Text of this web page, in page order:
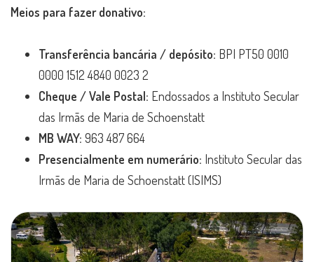
Meios para fazer donativo:
Transferência bancária / depósito: BPI PT50 0010
0000 1512 4840 0023 2
Cheque / Vale Postal: Endossados a Instituto Secular
das Irmãs de Maria de Schoenstatt
MB WAY: 963 487 664
Presencialmente em numerário: Instituto Secular das
Irmãs de Maria de Schoenstatt (ISIMS)